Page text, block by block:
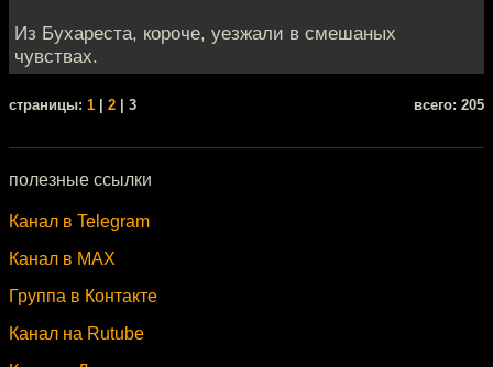
Из Бухареста, короче, уезжали в смешаных
чувствах.
cтраницы: 1 2 | 3 всего: 205
полезные ссылки
Канал в Telegram
Канал в MAX
Группа в Контакте
Канал на Rutube